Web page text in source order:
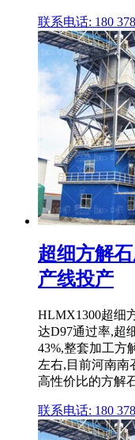
联系电话: 180
超细方解
产线投产
HLMX1300超细
达D97通过率,超
43%,整套加工方
左右,目前河南南
高性价比的方解
联系电话: 180